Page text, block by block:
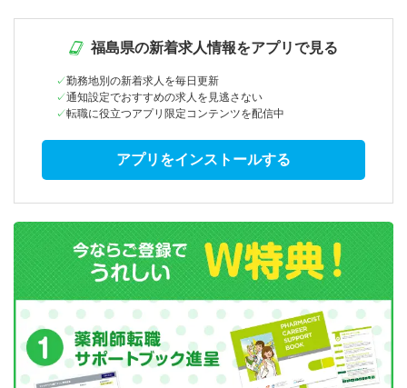
福島県の新着求人情報をアプリで見る
勤務地別の新着求人を毎日更新
通知設定でおすすめの求人を見逃さない
転職に役立つアプリ限定コンテンツを配信中
アプリをインストールする